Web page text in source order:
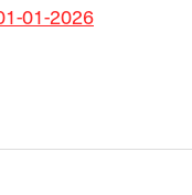
01-2026